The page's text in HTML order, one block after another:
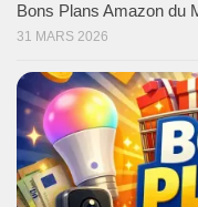
Bons Plans Amazon du
31 MARS 2026